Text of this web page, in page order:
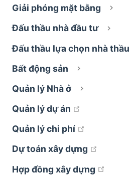
Giải phóng mặt bằng
Đấu thầu nhà đầu tư
Đấu thầu lựa chọn nhà thầu
Bất động sản
Quản lý Nhà ở
Quản lý dự án
Quản lý chi phí
Dự toán xây dựng
Hợp đồng xây dựng